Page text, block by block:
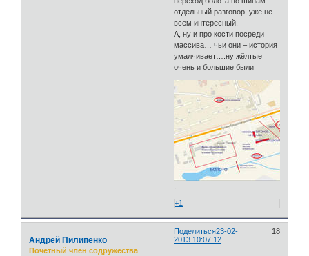
отдельный разговор, уже не
всем интересный.
А, ну и про кости посреди
массива… чьи они – история
умалчивает….ну жёлтые
очень и большие были
+1
Поделиться 18
23-02-
2013 10:07:12
Андрей Пилипенко
Почётный член содружества